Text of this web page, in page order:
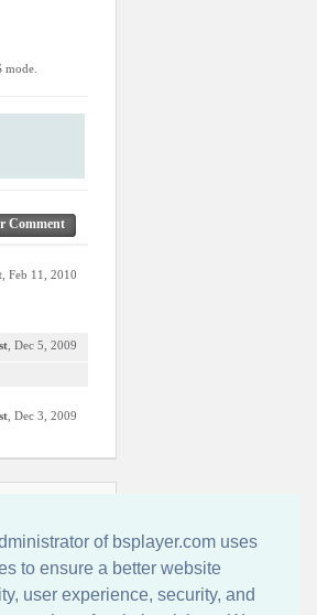
of bsplayer.com uses
to ensure a better website
user experience, security, and
mode.
Comment
, Feb 11, 2010
, Dec 5, 2009
, Dec 3, 2009